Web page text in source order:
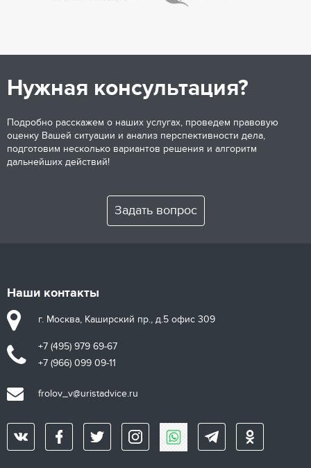
Нужная консультация?
Подробно расскажем о наших услугах, проведем правовую
оценку Вашей ситуации и анализ перспективности дела,
подготовим несколько вариантов решения и алгоритм
дальнейших действий!
Задать вопрос
Наши контакты
г. Москва, Каширский пр., д.5 офис 309
+7 (495) 979 69-67
+7 (966) 099 09-11
frolov_v@uristadvice.ru